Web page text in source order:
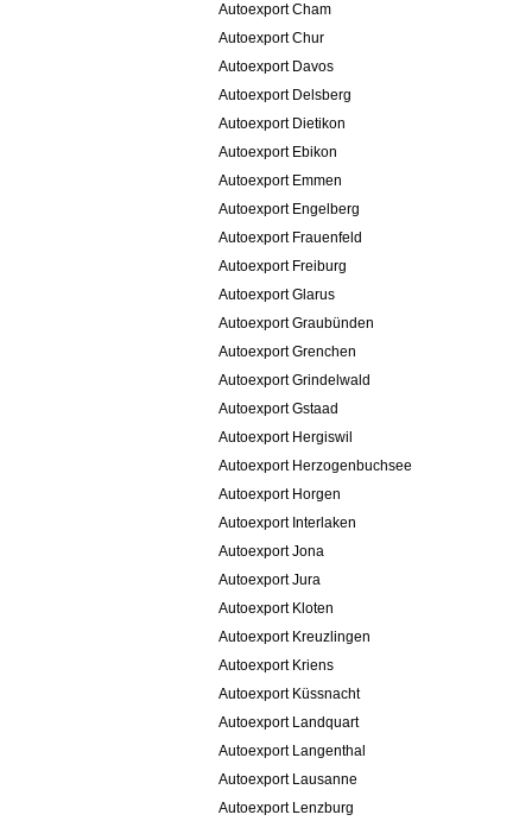
Autoexport Cham
Autoexport Chur
Autoexport Davos
Autoexport Delsberg
Autoexport Dietikon
Autoexport Ebikon
Autoexport Emmen
Autoexport Engelberg
Autoexport Frauenfeld
Autoexport Freiburg
Autoexport Glarus
Autoexport Graubünden
Autoexport Grenchen
Autoexport Grindelwald
Autoexport Gstaad
Autoexport Hergiswil
Autoexport Herzogenbuchsee
Autoexport Horgen
Autoexport Interlaken
Autoexport Jona
Autoexport Jura
Autoexport Kloten
Autoexport Kreuzlingen
Autoexport Kriens
Autoexport Küssnacht
Autoexport Landquart
Autoexport Langenthal
Autoexport Lausanne
Autoexport Lenzburg